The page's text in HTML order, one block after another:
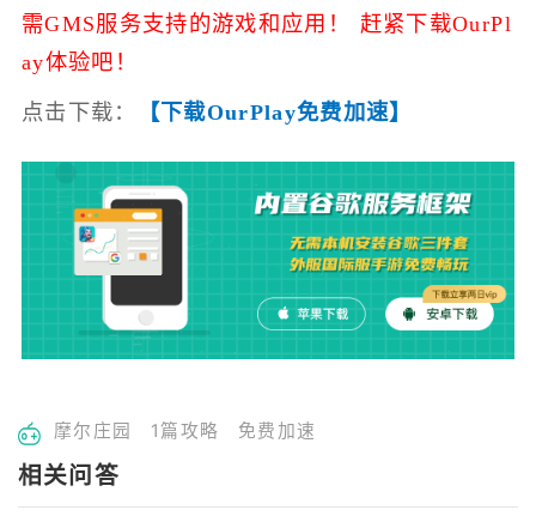
需GMS服务支持的游戏和应用！ 赶紧下载OurPl
ay体验吧！
点击下载： 【下载OurPlay免费加速】
摩尔庄园 1篇攻略 免费加速
相关问答